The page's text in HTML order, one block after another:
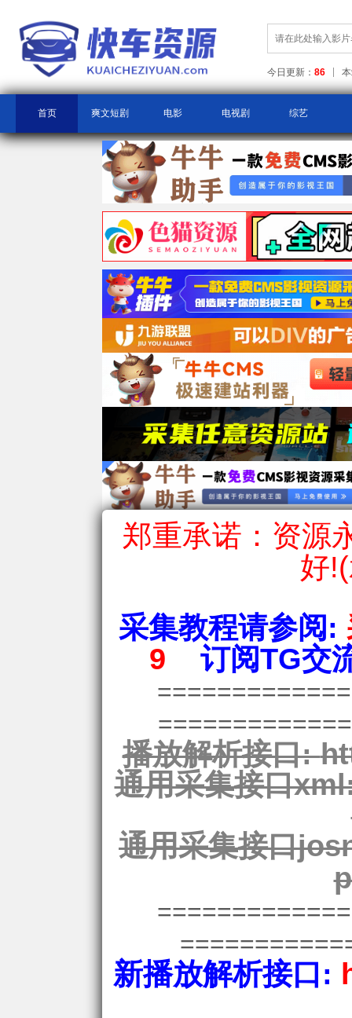
今日更新： 86
首页 爽文短剧 电影 电视剧 综艺
郑重承诺：资源
好
采集教程请参阅:
9
订阅TG交
播放解析接口:
通用采集接口
通用采集接口
新播放解析接口: